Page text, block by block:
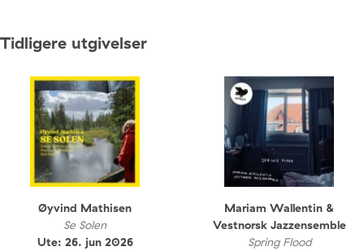
Tidligere utgivelser
Øyvind Mathisen
Se Solen
Ute: 26. jun 2026
Mariam Wallentin &
Vestnorsk Jazzensemble
Spring Flood